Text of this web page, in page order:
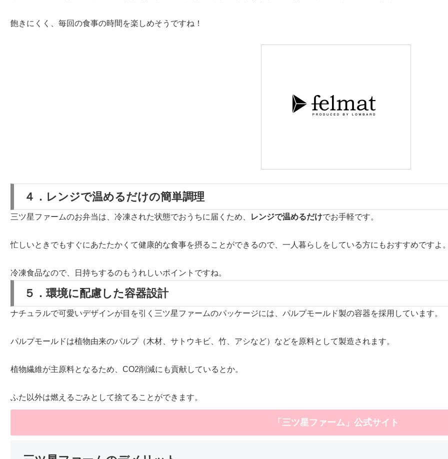
飽きにくく、毎回の食事の時間を楽しめそうですね！
４．レンジで温めるだけの簡単調理
三ツ星ファームのお弁当は、冷凍された状態でおうちに届くため、 レンジで温めるだけでお手軽です。
忙しいときでもすぐにあたたかくて健康的な食事を摂ることができるので、一人暮らしをしている方にもおすすめですよ
冷凍食品なので、日持ちするのもうれしいポイントですね。
５．環境に配慮した容器設計
ナチュラルで可愛いデザインが目を引く三ツ星ファームのパッケージには、パルプモールド製の容器を採用しています。
パルプモールドは植物由来のパルプ（木材、サトウキビ、竹、アシなど）などを原料として製造されます。
植物繊維が主原料となるため、CO2削減にも貢献しているとか。
ふた以外は燃えるごみとして捨てることができます。
「三ツ星ファーム」公式サイト